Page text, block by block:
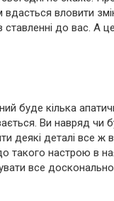
вловити
ставленні до вас. А
буде кілька
Ви навряд чи
деякі деталі все ж
такого настрою в
все